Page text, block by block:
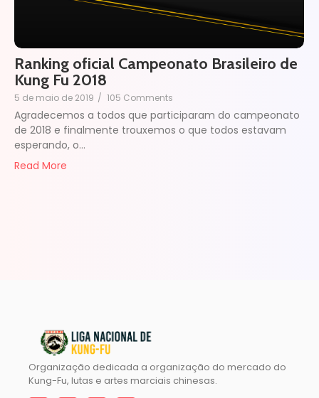
Ranking oficial Campeonato Brasileiro de
Kung Fu 2018
5 de maio de 2019 / 105 Comments
Agradecemos a todos que participaram do campeonato
de 2018 e finalmente trouxemos o que todos estavam
esperando, o…
Read More
Organização dedicada a organização do mercado do
Kung-Fu, lutas e artes marciais chinesas.